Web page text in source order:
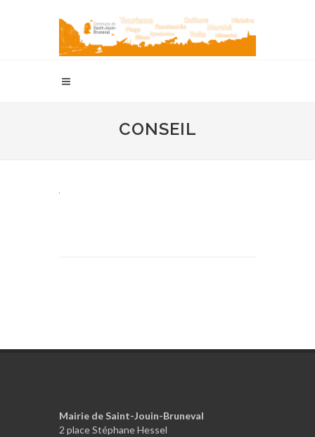
CONSEIL
Mairie de Saint-Jouin-Bruneval
2 place Stéphane Hessel